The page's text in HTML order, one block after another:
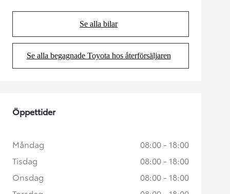
Se alla bilar
(Opens in new tab)
Se alla begagnade Toyota hos återförsäljaren
(Opens in new tab)
Öppettider
Måndag
08:00 - 18:00
Tisdag
08:00 - 18:00
Onsdag
08:00 - 18:00